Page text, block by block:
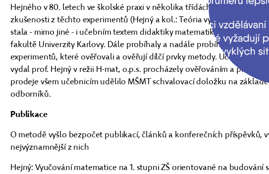
Hejného v 80. letech ve školské praxi v několika třídách. Publikace
zkušenosti z těchto experimentů (Hejný a kol.: Teória vyučovania
stala - mimo jiné - i učebním textem didaktiky matematiky na
fakultě Univerzity Karlovy. Dále probíhaly a nadále probíhá stovky
experimentů, které ověřovali a ověřují dílčí prvky metody. Učební
vydal prof. Hejný v režii H-mat, o.p.s. procházely ověřováním a před
prodeje všem učebnicím udělilo MŠMT schvalovací doložku na základě
odborníků.
Publikace
O metodě vyšlo bezpočet publikací, článků a konferečních příspěvků,
nejvýznamnější z nich
Hejný: Vyučování matematice na 1. stupni ZŠ orientované na budování